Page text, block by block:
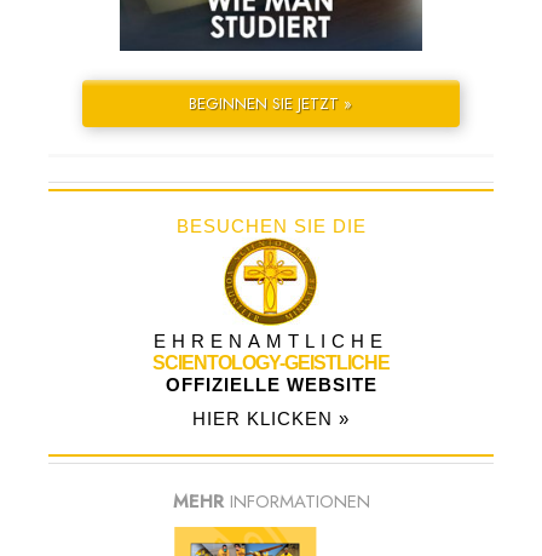
BEGINNEN SIE JETZT »
BESUCHEN SIE DIE
EHRENAMTLICHE
SCIENTOLOGY-GEISTLICHE
OFFIZIELLE WEBSITE
HIER KLICKEN »
MEHR INFORMATIONEN